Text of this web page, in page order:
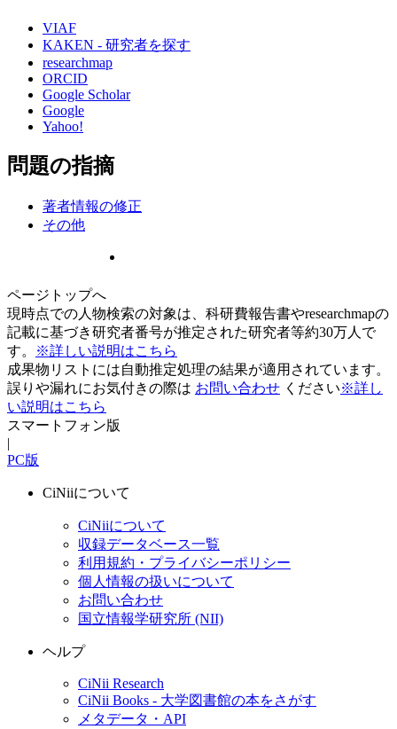
VIAF
KAKEN - 研究者を探す
researchmap
ORCID
Google Scholar
Google
Yahoo!
問題の指摘
著者情報の修正
その他
ページトップへ
現時点での人物検索の対象は、科研費報告書やresearchmapの
記載に基づき研究者番号が推定された研究者等約30万人で
す。
※詳しい説明はこちら
成果物リストには自動推定処理の結果が適用されています。
誤りや漏れにお気付きの際は お問い合わせ ください※詳し
い説明はこちら
スマートフォン版
|
PC版
CiNiiについて
CiNiiについて
収録データベース一覧
利用規約・プライバシーポリシー
個人情報の扱いについて
お問い合わせ
国立情報学研究所 (NII)
ヘルプ
CiNii Research
CiNii Books - 大学図書館の本をさがす
メタデータ・API